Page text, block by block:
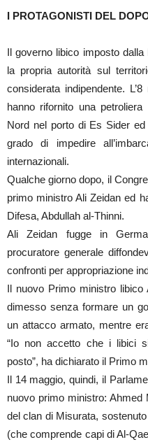
I PROTAGONISTI DEL
Il governo libico imposto
la propria autorità sul
considerata indipendente.
hanno rifornito una
Nord nel porto di Es Sider
grado di impedire
internazionali.
Qualche giorno dopo, il
primo ministro Ali Zeidan ed
Difesa, Abdullah al-Thinni.
Ali Zeidan fugge in
procuratore generale
confronti per appropriazione
Il nuovo Primo ministro
dimesso senza formare un
un attacco armato, mentre
“Io non accetto che i libici
posto”, ha dichiarato il Primo
Il 14 maggio, quindi, il
nuovo primo ministro: Ahmed
del clan di Misurata,
(che comprende capi di Al-